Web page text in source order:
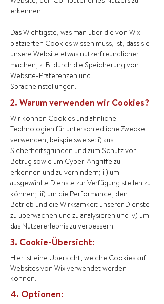
erkennen.
Das Wichtigste, was man über die von Wix
platzierten Cookies wissen muss, ist, dass sie
unsere Website etwas nutzerfreundlicher
machen, z. B. durch die Speicherung von
Website-Präferenzen und
Spracheinstellungen.
2. Warum verwenden wir Cookies?
Wir können Cookies und ähnliche
Technologien für unterschiedliche Zwecke
verwenden, beispielsweise: i) aus
Sicherheitsgründen und zum Schutz vor
Betrug sowie um Cyber-Angriffe zu
erkennen und zu verhindern; ii) um
ausgewählte Dienste zur Verfügung stellen zu
können; iii) um die Performance, den
Betrieb und die Wirksamkeit unserer Dienste
zu überwachen und zu analysieren und iv) um
das Nutzererlebnis zu verbessern.
3. Cookie-Übersicht:
Hier ist eine Übersicht, welche Cookies auf
Websites von Wix verwendet werden
können.
4. Optionen: